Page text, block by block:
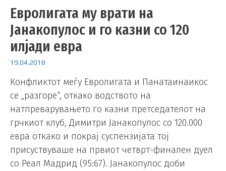
Евролигата му врати на
Јанакопулос и го казни со 120
илјади евра
19.04.2018
Конфликтот меѓу Евролигата и Панатаинаикос
се „разгоре“, откако водството на
натпреварувањето го казни претседателот на
грчкиот клуб, Димитри Јанакопулос со 120.000
евра откако и покрај суспензијата тој
присуствуваше на првиот четврт-финален дуел
со Реал Мадрид (95:67). Јанакопулос доби